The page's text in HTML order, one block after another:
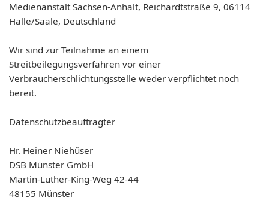
Medienanstalt Sachsen-Anhalt, Reichardtstraße 9, 06114
Halle/Saale, Deutschland
Wir sind zur Teilnahme an einem
Streitbeilegungsverfahren vor einer
Verbraucherschlichtungsstelle weder verpflichtet noch
bereit.
Datenschutzbeauftragter
Hr. Heiner Niehüser
DSB Münster GmbH
Martin-Luther-King-Weg 42-44
48155 Münster